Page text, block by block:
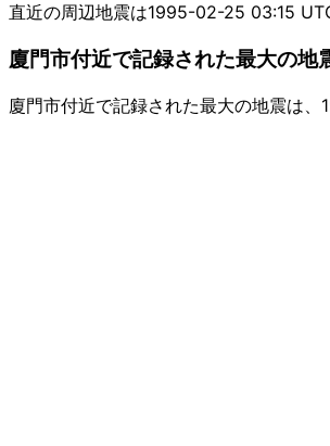
直近の周辺地震は1995-02-25 03:15
廈門市付近で記録された最大の地
廈門市付近で記録された最大の地震は